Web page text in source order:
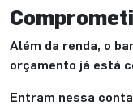
Além da renda, o
orçamento já está
Entram nessa